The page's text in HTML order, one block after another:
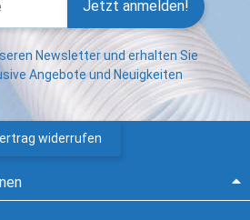
Jetzt anmelden!
Newsletter und erhalten Sie
Angebote und Neuigkeiten
widerrufen